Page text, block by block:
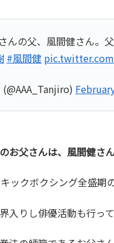
んの父、風間健さん。
#風間健
お父さんは、風間健さん
ックボクシング全盛期
入りし俳優活動も行っ